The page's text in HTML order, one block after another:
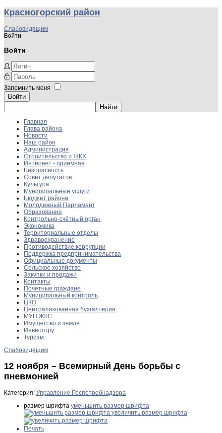
Красногорский район
Слабовидящим
Войти
Войти
Запомнить меня
Войти
Главная
Глава района
Новости
Наш район
Администрация
Строительство и ЖКХ
Интернет - приемная
Безопасность
Совет депутатов
Культура
Муниципальные услуги
Бюджет района
Молодежный Парламент
Образование
Контрольно-счётный орган
Экономика
Территориальные отделы
Здравоохранение
Противодействие коррупции
Поддержка предпринимательства
Официальные документы
Сельское хозяйство
Закупки и продажи
Контакты
Почетные граждане
Муниципальный контроль
ЦКО
Централизованная бухгалтерия
МУП ЖКС
Имущество и земля
Инвестору
Туризм
Слабовидящим
12 ноября – Всемирный День борьбы с
пневмонией
Категория: Управление Роспотребнадзора
размер шрифта уменьшить размер шрифта
увеличить размер шрифта
Печать